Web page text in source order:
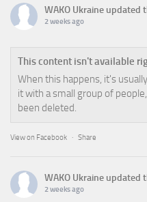
WAKO Ukraine updated
2 weeks ago
This content isn't available
When this happens, it's
it with a small group of
been deleted.
View on Facebook · Share
WAKO Ukraine updated
2 weeks ago